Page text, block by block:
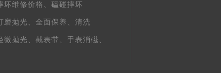
坏维修价格、 磕碰摔坏
磨抛光、 全面保养、 清洗
微抛光、 截表带、 手表消磁、